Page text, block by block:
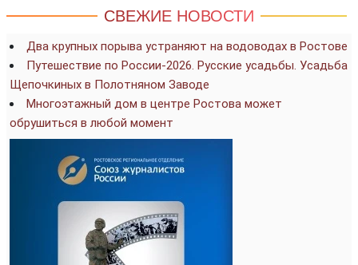
СВЕЖИЕ НОВОСТИ
Два крупных порыва устраняют на водоводах в Ростове
Путешествие по России-2026. Русские усадьбы. Усадьба
Щепочкиных в Полотняном Заводе
Многоэтажный дом в центре Ростова может
обрушиться в любой момент